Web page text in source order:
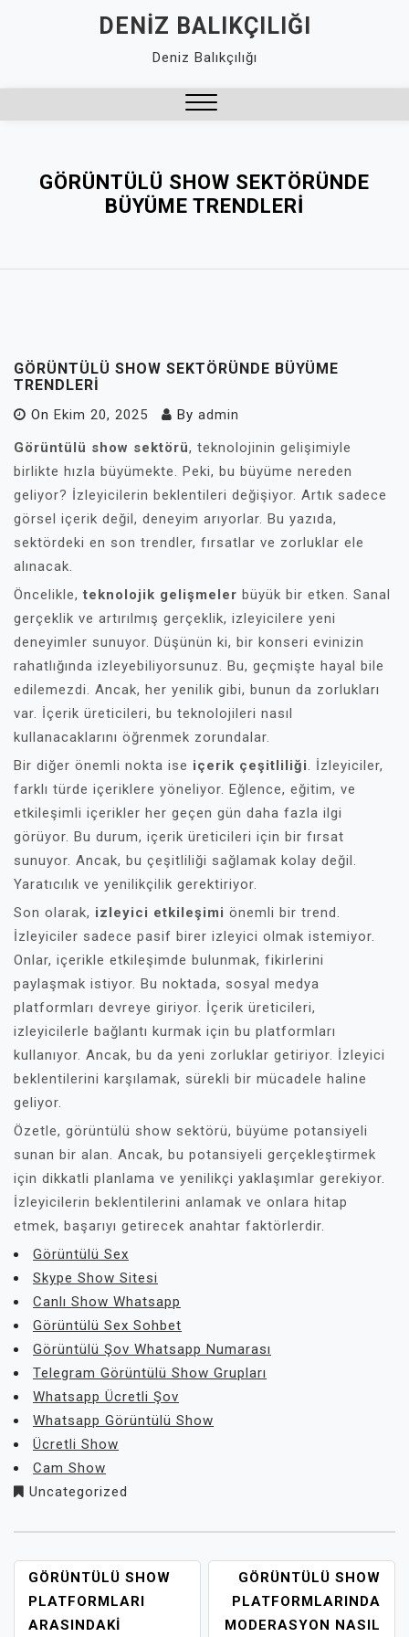
DENIZ BALIKÇILIĞI
Deniz Balıkçılığı
GÖRÜNTÜLÜ SHOW SEKTÖRÜNDE
BÜYÜME TRENDLERI
GÖRÜNTÜLÜ SHOW SEKTÖRÜNDE BÜYÜME
TRENDLERI
On Ekim 20, 2025 By admin
Görüntülü show sektörü, teknolojinin gelişimiyle
birlikte hızla büyümekte. Peki, bu büyüme nereden
geliyor? İzleyicilerin beklentileri değişiyor. Artık sadece
görsel içerik değil, deneyim arıyorlar. Bu yazıda,
sektördeki en son trendler, fırsatlar ve zorluklar ele
alınacak.
Öncelikle,teknolojik gelişmeler büyük bir etken. Sanal
gerçeklik ve artırılmış gerçeklik, izleyicilere yeni
deneyimler sunuyor. Düşünün ki, bir konseri evinizin
rahatlığında izleyebiliyorsunuz. Bu, geçmişte hayal bile
edilemezdi. Ancak, her yenilik gibi, bunun da zorlukları
var. İçerik üreticileri, bu teknolojileri nasıl
kullanacaklarını öğrenmek zorundalar.
Bir diğer önemli nokta ise içerik çeşitliliği. İzleyiciler,
farklı türde içeriklere yöneliyor. Eğlence, eğitim, ve
etkileşimli içerikler her geçen gün daha fazla ilgi
görüyor. Bu durum, içerik üreticileri için bir fırsat
sunuyor. Ancak, bu çeşitliliği sağlamak kolay değil.
Yaratıcılık ve yenilikçilik gerektiriyor.
Son olarak, izleyici etkileşimi önemli bir trend.
İzleyiciler sadece pasif birer izleyici olmak istemiyor.
Onlar, içerikle etkileşimde bulunmak, fikirlerini
paylaşmak istiyor. Bu noktada, sosyal medya
platformları devreye giriyor. İçerik üreticileri,
izleyicilerle bağlantı kurmak için bu platformları
kullanıyor. Ancak, bu da yeni zorluklar getiriyor. İzleyici
beklentilerini karşılamak, sürekli bir mücadele haline
geliyor.
Özetle, görüntülü show sektörü, büyüme potansiyeli
sunan bir alan. Ancak, bu potansiyeli gerçekleştirmek
için dikkatli planlama ve yenilikçi yaklaşımlar gerekiyor.
İzleyicilerin beklentilerini anlamak ve onlara hitap
etmek, başarıyı getirecek anahtar faktörlerdir.
Görüntülü Sex
Skype Show Sitesi
Canlı Show Whatsapp
Görüntülü Sex Sohbet
Görüntülü Şov Whatsapp Numarası
Telegram Görüntülü Show Grupları
Whatsapp Ücretli Şov
Whatsapp Görüntülü Show
Ücretli Show
Cam Show
Uncategorized
YAZI
GEZINMESI
GÖRÜNTÜLÜ SHOW
PLATFORMLARI
ARASINDAKI
GÖRÜNTÜLÜ SHOW
PLATFORMLARINDA
MODERASYON NASIL